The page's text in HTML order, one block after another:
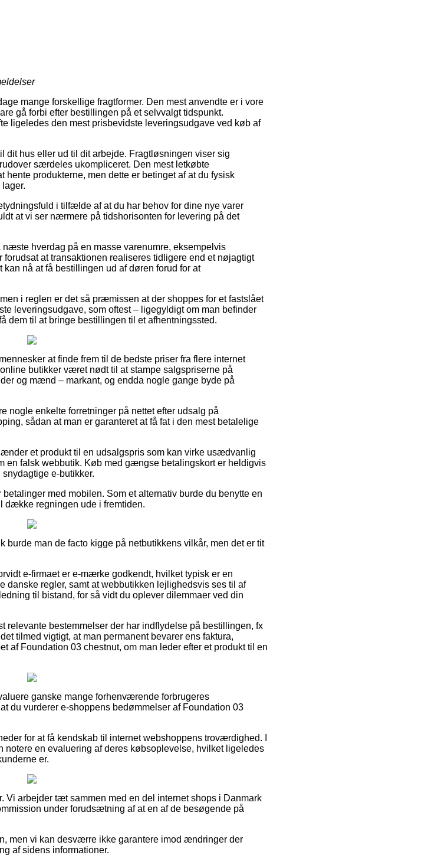
mange forskellige fragtformer. Den mest anvendte er i vore
gå forbi efter bestillingen på et selvvalgt tidspunkt.
ligeledes den mest prisbevidste leveringsudgave ved køb af
dit hus eller ud til dit arbejde. Fragtløsningen viser sig
særdeles ukompliceret. Den mest letkøbte
produkterne, men dette er betinget af at du fysisk
i tilfælde af at du har behov for dine nye varer
at vi ser nærmere på tidshorisonten for levering på det
hverdag på en masse varenumre, eksempelvis
at transaktionen realiseres tidligere end et nøjagtigt
nå at få bestillingen ud af døren forud for at
i reglen er det så præmissen at der shoppes for et fastslået
leveringsudgave, som oftest – ligegyldigt om man befinder
til at bringe bestillingen til et afhentningssted.
at finde frem til de bedste priser fra flere internet
butikker været nødt til at stampe salgspriserne på
og mænd – markant, og endda nogle gange byde på
nogle enkelte forretninger på nettet efter udsalg på
sådan at man er garanteret at få fat i den mest betalelige
et produkt til en udsalgspris som kan virke usædvanlig
en falsk webbutik. Køb med gængse betalingskort er heldigvis
e-butikker.
med mobilen. Som et alternativ burde du benytte en
dække regningen ude i fremtiden.
burde man de facto kigge på netbutikkens vilkår, men det er tit
e-firmaet er e-mærke godkendt, hvilket typisk er en
regler, samt at webbutikken lejlighedsvis ses til af
til bistand, for så vidt du oplever dilemmaer ved din
relevante bestemmelser der har indflydelse på bestillingen, fx
tilmed vigtigt, at man permanent bevarer ens faktura,
af Foundation 03 chestnut, om man leder efter et produkt til en
ganske mange forhenværende forbrugeres
du vurderer e-shoppens bedømmelser af Foundation 03
for at få kendskab til internet webshoppens troværdighed. I
notere en evaluering af deres købsoplevelse, hvilket ligeledes
er.
Vi arbejder tæt sammen med en del internet shops i Danmark
under forudsætning af at en af de besøgende på
men vi kan desværre ikke garantere imod ændringer der
af sidens informationer.